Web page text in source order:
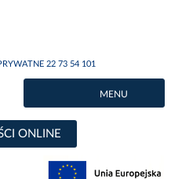
22 73 54 101
MENU
ONLINE